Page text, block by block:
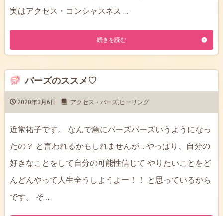
実はアクセス・コンシャスネス …
続きを読む
バーズのススメ♡
2020年3月6日 アクセス・バーズ, ヒーリング
近常祐子です。 なんで急にバーズバーズいうようになっ
たの？ と言われるかもしれませんが… やっぱり、自分の
好きなことをして自分の可能性信じて やりたいことをど
んどんやって人生全うしようよー！！ と思っているから
です。 そ …